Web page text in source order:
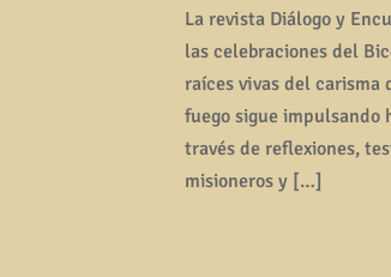
La revista Diálogo y
las celebraciones del
raíces vivas del carisma
fuego sigue impulsando
través de reflexiones,
misioneros y […]